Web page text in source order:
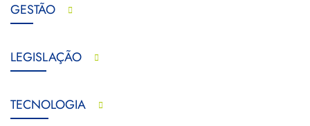
GESTÃO
LEGISLAÇÃO
TECNOLOGIA